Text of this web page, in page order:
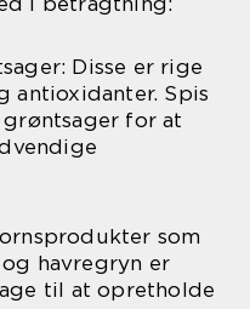
Disse er rige
antioxidanter. Spis
for at
som
havregryn er
til at opretholde